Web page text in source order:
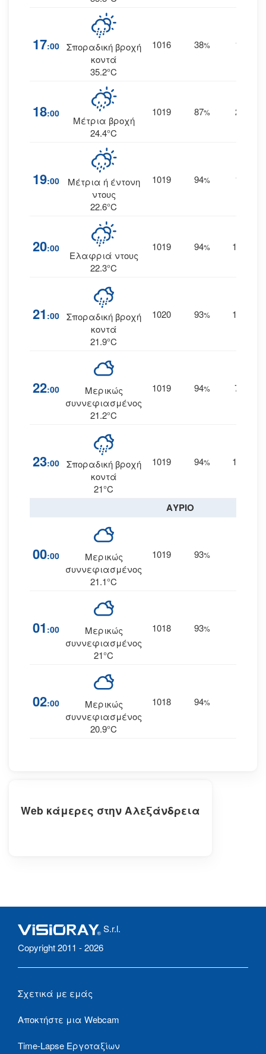
17:00 Σποραδική βροχή
κοντά
35.2°C
1016 38% 12
18:00
Μέτρια βροχή
24.4°C
1019 87% 24
19:00
Μέτρια ή έντονη
ντους
22.6°C
1019 94% 16
20:00
Ελαφριά ντους
22.3°C
1019 94% 10
21 :00 Σποραδική βροχή
κοντά
21.9°C
1020 93% 16
22:00
Μερικώς
συννεφιασμένος
21.2°C
1019 94% 7
23:00 Σποραδική βροχή
κοντά
21°C
1019 94% 10
ΑΥΡΙΟ
00:00
Μερικώς
συννεφιασμένος
21.1°C
1019 93%
01 :00
Μερικώς
συννεφιασμένος
21°C
1018 93%
02:00
Μερικώς
συννεφιασμένος
20.9°C
1018 94%
Web κάμερες στην Αλεξάνδρεια
S.r.l.
Copyright 2011 - 2026
Σχετικά με εμάς
Αποκτήστε μια Webcam
Time-Lapse Εργοταξίων